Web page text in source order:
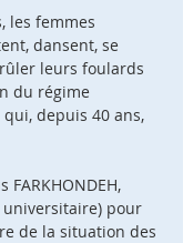
les femmes
dansent, se
leurs foulards
du régime
depuis 40 ans,
FARKHONDEH,
pour
de la situation des